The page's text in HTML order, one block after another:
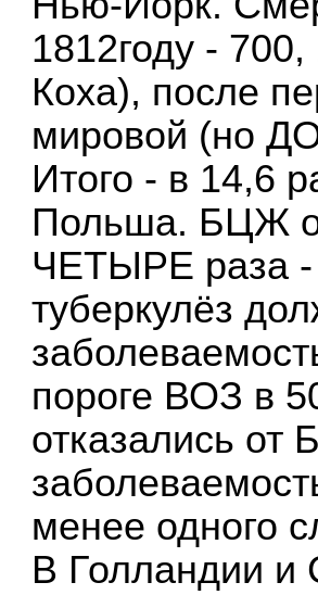
1812году -
Коха), после
мировой (но
Итого - в 14,6
Польша. БЦЖ
ЧЕТЫРЕ раза -
туберкулёз
пороге ВОЗ в
отказались от
менее одного
В Голландии